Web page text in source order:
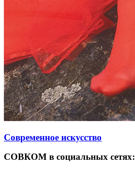
Современное искусство
СОВКОМ в социальных сетях: